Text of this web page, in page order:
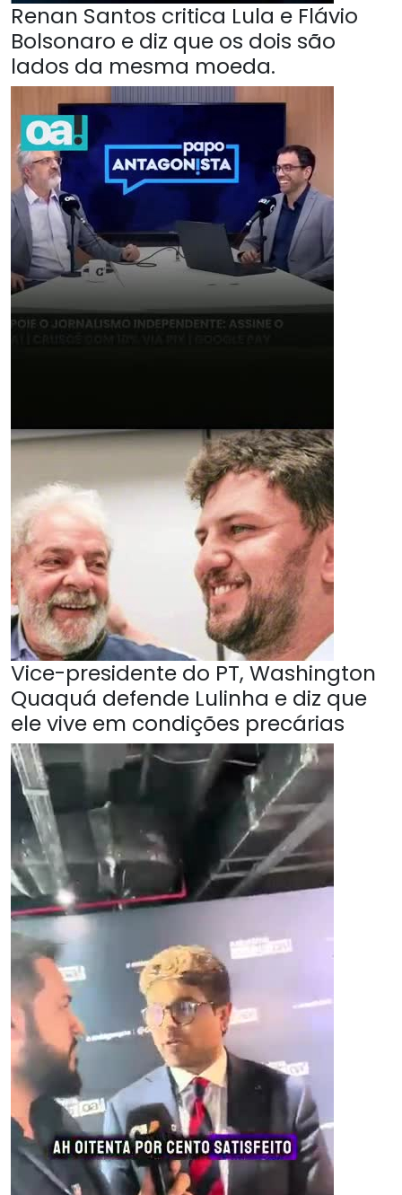
Renan Santos critica Lula e Flávio
Bolsonaro e diz que os dois são
lados da mesma moeda.
Vice-presidente do PT, Washington
Quaquá defende Lulinha e diz que
ele vive em condições precárias